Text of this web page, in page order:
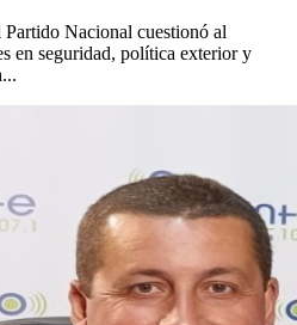
Nacional cuestionó al
en seguridad, política exterior y